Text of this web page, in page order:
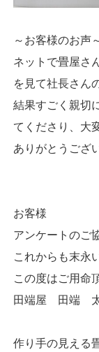
～お客様のお声
ネットで畳屋さ
を見て社長さん
結果すごく親切
てくださり、大
ありがとうござ
お客様
アンケートのご
これからも末永
この度はご用命
田端屋 田端
作り手の見える